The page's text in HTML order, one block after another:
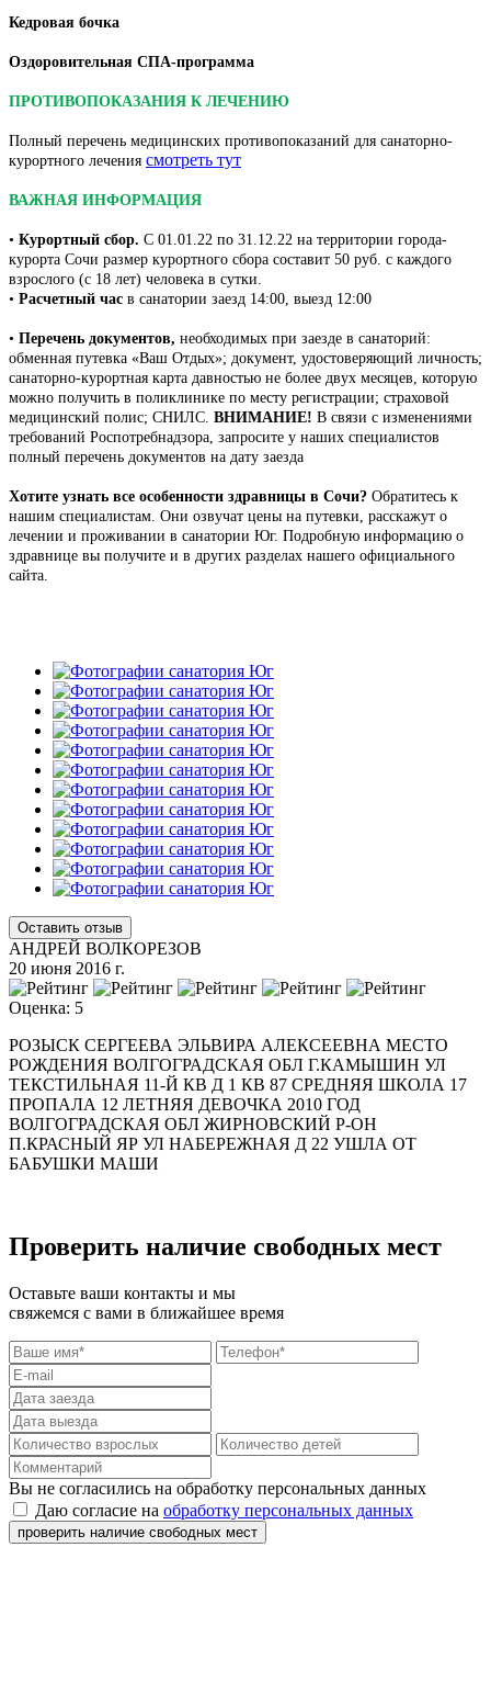
Кедровая бочка
Оздоровительная СПА-программа
ПРОТИВОПОКАЗАНИЯ К ЛЕЧЕНИЮ
Полный перечень медицинских противопоказаний для санаторно-
курортного лечения смотреть тут
ВАЖНАЯ ИНФОРМАЦИЯ
• Курортный сбор. С 01.01.22 по 31.12.22 на территории города-
курорта Сочи размер курортного сбора составит 50 руб. с каждого
взрослого (с 18 лет) человека в сутки.
• Расчетный час в санатории заезд 14:00, выезд 12:00
• Перечень документов, необходимых при заезде в санаторий:
обменная путевка «Ваш Отдых»; документ, удостоверяющий личность;
санаторно-курортная карта давностью не более двух месяцев, которую
можно получить в поликлинике по месту регистрации; страховой
медицинский полис; СНИЛС. ВНИМАНИЕ! В связи с изменениями
требований Роспотребнадзора, запросите у наших специалистов
полный перечень документов на дату заезда
Хотите узнать все особенности здравницы в Сочи? Обратитесь к
нашим специалистам. Они озвучат цены на путевки, расскажут о
лечении и проживании в санатории Юг. Подробную информацию о
здравнице вы получите и в других разделах нашего официального
сайта.
Оставить отзыв
АНДРЕЙ ВОЛКОРЕЗОВ
20 июня 2016 г.
Оценка: 5
РОЗЫСК СЕРГЕЕВА ЭЛЬВИРА АЛЕКСЕЕВНА МЕСТО
РОЖДЕНИЯ ВОЛГОГРАДСКАЯ ОБЛ Г.КАМЫШИН УЛ
ТЕКСТИЛЬНАЯ 11-Й КВ Д 1 КВ 87 СРЕДНЯЯ ШКОЛА 17
ПРОПАЛА 12 ЛЕТНЯЯ ДЕВОЧКА 2010 ГОД
ВОЛГОГРАДСКАЯ ОБЛ ЖИРНОВСКИЙ Р-ОН
П.КРАСНЫЙ ЯР УЛ НАБЕРЕЖНАЯ Д 22 УШЛА ОТ
БАБУШКИ МАШИ
Проверить наличие свободных мест
Оставьте ваши контакты и мы
свяжемся с вами в ближайшее время
Вы не согласились на обработку персональных данных
Даю согласие на обработку персональных данных
проверить наличие свободных мест